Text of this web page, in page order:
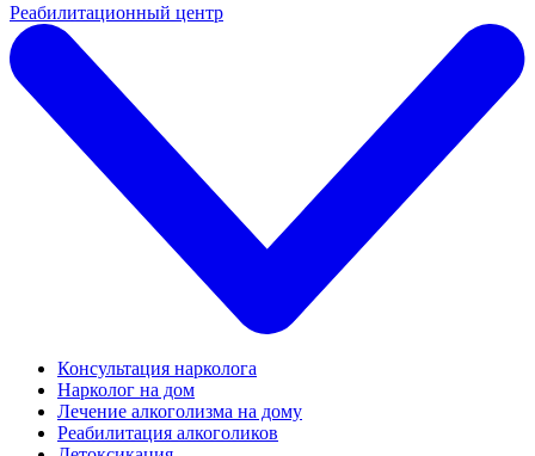
Реабилитационный центр
Консультация нарколога
Нарколог на дом
Лечение алкоголизма на дому
Реабилитация алкоголиков